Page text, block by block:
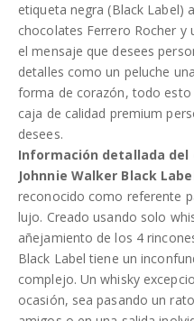
etiqueta negra (Black Label)
chocolates Ferrero Rocher
el mensaje que desees
detalles como un peluche
forma de corazón, todo esto
caja de calidad premium
desees.
Información detallada del
Johnnie Walker Black
reconocido como referente
lujo. Creado usando solo
añejamiento de los 4
Black Label tiene un
complejo. Un whisky
ocasión, sea pasando un